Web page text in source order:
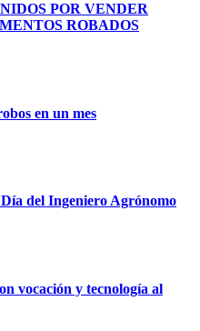
POR VENDER
ROBADOS
en un mes
del Ingeniero Agrónomo
vocación y tecnología al